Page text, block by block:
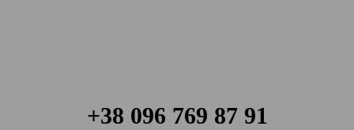
+38 096 769 87 91